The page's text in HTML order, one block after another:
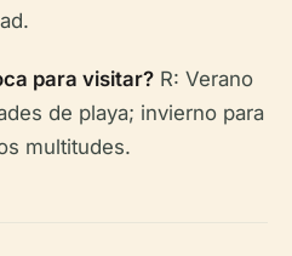
para visitar? R: Verano
de playa; invierno para
multitudes.